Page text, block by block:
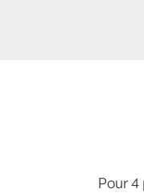
Posté
Pour